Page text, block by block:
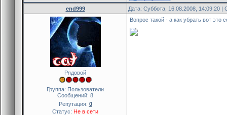
end999 Дата: Суббота, 16.08.2008, 14:09:20
Рядовой
Группа: Пользователи
Сообщений: 8
Репутация: 0
Статус: Не в сети
Вопрос такой - а как убрать вот